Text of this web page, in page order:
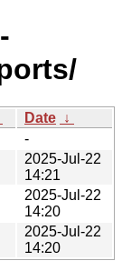
Date ↓
-
2025-Jul-22
14:21
2025-Jul-22
14:20
2025-Jul-22
14:20